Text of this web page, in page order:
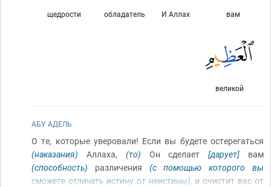
вам
И Аллах
обладатель
щедрости
великой
АБУ АДЕЛЬ
О те, которые уверовали! Если вы будете остерегаться
(наказания) Аллаха, (то) Он сделает[дарует] вам
(способность) различения (с помощью которого вы
сможете отличать истину от неистины), и очистит вас от